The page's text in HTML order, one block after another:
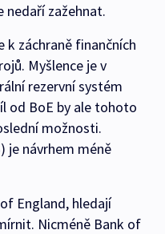
nedaří zažehnat.
k záchraně finančních
Myšlence je v
rezervní systém
od BoE by ale tohoto
možnosti.
je návrhem méně
England, hledají
Nicméně Bank of